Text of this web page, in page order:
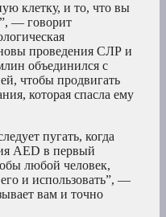
клетку, и то, что вы
— говорит
проведения СЛР и
объединился с
чтобы продвигать
которая спасла ему
пугать, когда
AED в первый
любой человек,
и использовать”, —
вам и точно